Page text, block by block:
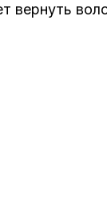
вернуть